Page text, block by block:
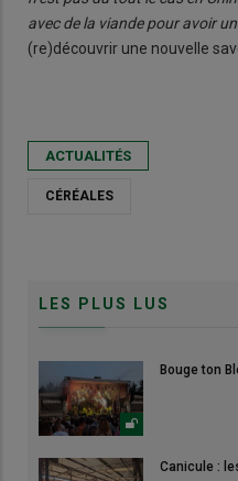
avec de la viande pour avoir
(re)découvrir une nouvelle
ACTUALITÉS
CÉRÉALES
LES PLUS LUS
Bouge ton
Canicule :